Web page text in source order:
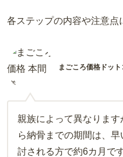
各ステップの内容や注意点
まごころ価格ドット
親族によって異なりま
ら納骨までの期間は、
討される方で約6カ月です